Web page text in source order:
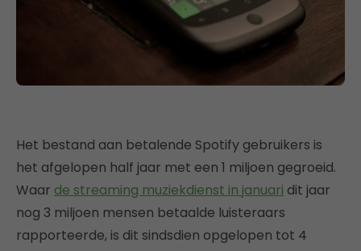
Het bestand aan betalende Spotify gebruikers is
het afgelopen half jaar met een 1 miljoen gegroeid.
Waar de streaming muziekdienst in januari dit jaar
nog 3 miljoen mensen betaalde luisteraars
rapporteerde, is dit sindsdien opgelopen tot 4